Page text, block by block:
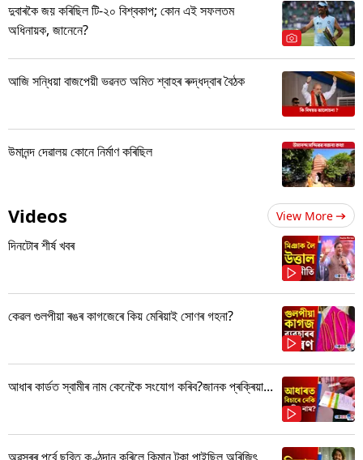
দুবাৰকৈ জয় কৰিছিল টি-২০ বিশ্বকাপ; কোন এই সফলতম
অধিনায়ক, জানেনে?
আজি সন্ধিয়া বাজপেয়ী ভৱনত অমিত শ্বাহৰ ৰুদ্ধদ্বাৰ বৈঠক
উমানন্দ দেৱালয় কোনে নিৰ্মাণ কৰিছিল
Videos View More
দিনটোৰ শীৰ্ষ খবৰ
কেৱল গুলপীয়া ৰঙৰ কাগজেৰে কিয় মেৰিয়াই সোণৰ গহনা?
আধাৰ কাৰ্ডত স্বামীৰ নাম কেনেকৈ সংযোগ কৰিব?জানক প্ৰক্ৰিয়া...